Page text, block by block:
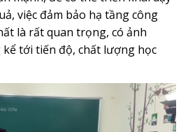
việc đảm bảo hạ tầng công
là rất quan trọng, có ảnh
tới tiến độ, chất lượng học